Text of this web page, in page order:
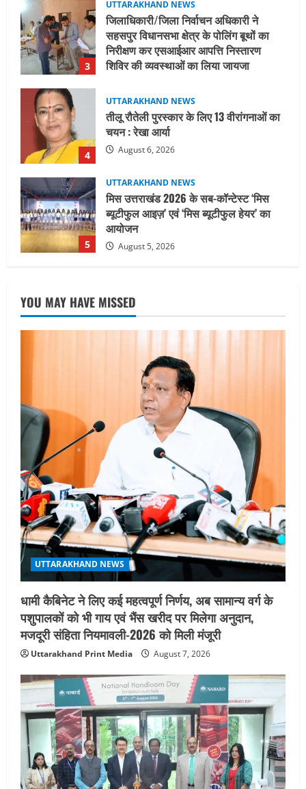
4
UTTARAKHAND NEWS
तीलू रौतेली पुरस्कार के लिए 13 वीरांगनाओं का
चयन : रेखा आर्या
August 6, 2026
5
मिस उत्तराखंड 2026 के सब-कॉन्टेस्ट ‘मिस
ब्यूटीफुल आइज़’ एवं ‘मिस ब्यूटीफुल हेयर’ का
आयोजन
August 5, 2026
1
UTTARAKHAND NEWS
धामी कैबिनेट ने लिए कई महत्वपूर्ण निर्णय, अब
सामान्य वर्ग के पशुपालकों को भी गाय एवं भैंस
खरीद पर मिलेगा अनुदान, मजदूरी संहिता
नियमावली-2026 को मिली मंजूरी
2
नाबार्ड ने राष्ट्रीय हथकरघा दिवस के अवसर पर
मुंबई में तीन दिवसीय प्रदर्शनी का आयोजन किया
August 7, 2026
3
UTTARAKHAND NEWS
जिलाधिकारी/जिला निर्वाचन अधिकारी ने
सहसपुर विधानसभा क्षेत्र के पोलिंग बूथों का
निरीक्षण कर एसआईआर आपत्ति निस्तारण
शिविर की व्यवस्थाओं का लिया जायजा
August 6, 2026
4
UTTARAKHAND NEWS
तीलू रौतेली पुरस्कार के लिए 13 वीरांगनाओं का
चयन : रेखा आर्या
August 6, 2026
5
UTTARAKHAND NEWS
मिस उत्तराखंड 2026 के सब-कॉन्टेस्ट ‘मिस
ब्यूटीफुल आइज़’ एवं ‘मिस ब्यूटीफुल हेयर’ का
आयोजन
August 5, 2026
YOU MAY HAVE MISSED
UTTARAKHAND NEWS
धामी कैबिनेट ने लिए कई महत्वपूर्ण निर्णय, अब सामान्य वर्ग के
पशुपालकों को भी गाय एवं भैंस खरीद पर मिलेगा अनुदान,
मजदूरी संहिता नियमावली-2026 को मिली मंजूरी
Uttarakhand Print Media August 7, 2026